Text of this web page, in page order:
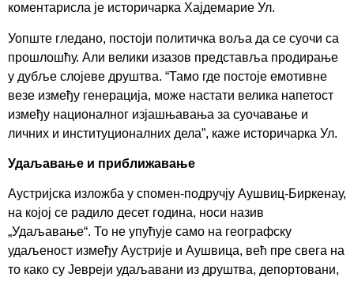
коментарисла је историчарка Хајдемарие Ул.
Уопште гледано, постоји политичка воља да се суочи са
прошлошћу. Али велики изазов представља продирање
у дубље слојеве друштва. “Тамо где постоје емотивне
везе између генерација, може настати велика напетост
између националног изјашњавања за суочавање и
личних и институционалних дела”, каже историчарка Ул.
Удаљавање и приближавање
Аустријска изложба у спомен-подручју Аушвиц-Биркенау,
на којој се радило десет година, носи назив
„Удаљавање“. То не упућује само на географску
удаљеност између Аустрије и Аушвица, већ пре свега на
то како су Јевреји удаљавани из друштва, депортовани,